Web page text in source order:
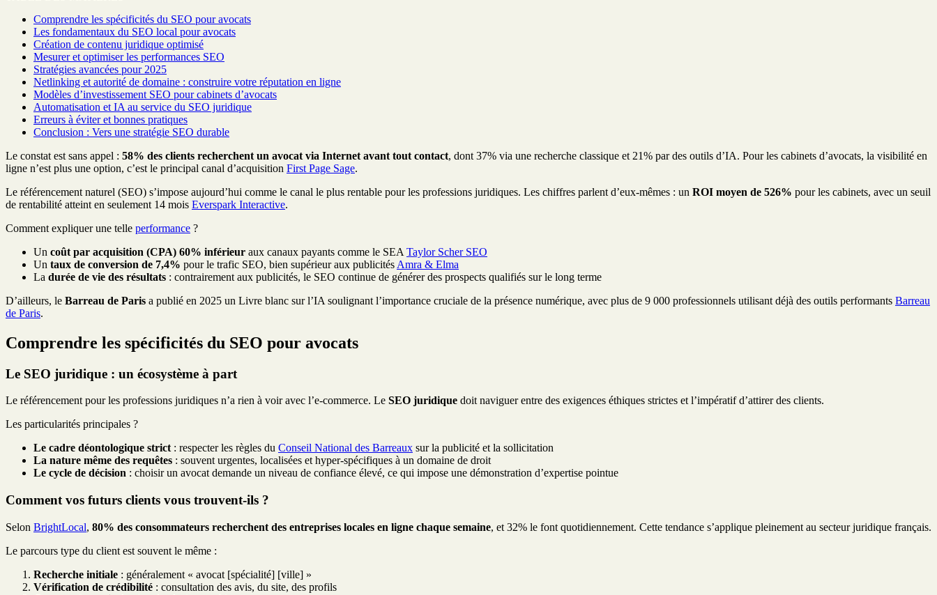
Comprendre les spécificités du SEO pour avocats
Les fondamentaux du SEO local pour avocats
Création de contenu juridique optimisé
Mesurer et optimiser les performances SEO
Stratégies avancées pour 2025
Netlinking et autorité de domaine : construire votre réputation en ligne
Modèles d’investissement SEO pour cabinets d’avocats
Automatisation et IA au service du SEO juridique
Erreurs à éviter et bonnes pratiques
Conclusion : Vers une stratégie SEO durable
Le constat est sans appel : 58% des clients recherchent un avocat via Internet avant tout contact, dont 37% via une recherche classique et 21% par des outils d’IA. Pour les cabinets d’avocats, la visibilité en
ligne n’est plus une option, c’est le principal canal d’acquisition First Page Sage.
Le référencement naturel (SEO) s’impose aujourd’hui comme le canal le plus rentable pour les professions juridiques. Les chiffres parlent d’eux-mêmes : un ROI moyen de 526% pour les cabinets, avec un seuil
de rentabilité atteint en seulement 14 mois Everspark Interactive.
Comment expliquer une telle performance ?
Un coût par acquisition (CPA) 60% inférieur aux canaux payants comme le SEA Taylor Scher SEO
Un taux de conversion de 7,4% pour le trafic SEO, bien supérieur aux publicités Amra & Elma
La durée de vie des résultats : contrairement aux publicités, le SEO continue de générer des prospects qualifiés sur le long terme
D’ailleurs, le Barreau de Paris a publié en 2025 un Livre blanc sur l’IA soulignant l’importance cruciale de la présence numérique, avec plus de 9 000 professionnels utilisant déjà des outils performants Barreau
de Paris.
Comprendre les spécificités du SEO pour avocats
Le SEO juridique : un écosystème à part
Le référencement pour les professions juridiques n’a rien à voir avec l’e-commerce. Le SEO juridique doit naviguer entre des exigences éthiques strictes et l’impératif d’attirer des clients.
Les particularités principales ?
Le cadre déontologique strict: respecter les règles du Conseil National des Barreaux sur la publicité et la sollicitation
La nature même des requêtes : souvent urgentes, localisées et hyper-spécifiques à un domaine de droit
Le cycle de décision : choisir un avocat demande un niveau de confiance élevé, ce qui impose une démonstration d’expertise pointue
Comment vos futurs clients vous trouvent-ils ?
Selon BrightLocal, 80% des consommateurs recherchent des entreprises locales en ligne chaque semaine, et 32% le font quotidiennement. Cette tendance s’applique pleinement au secteur juridique français.
Le parcours type du client est souvent le même :
Recherche initiale : généralement « avocat [spécialité] [ville] »
Vérification de crédibilité : consultation des avis, du site, des profils